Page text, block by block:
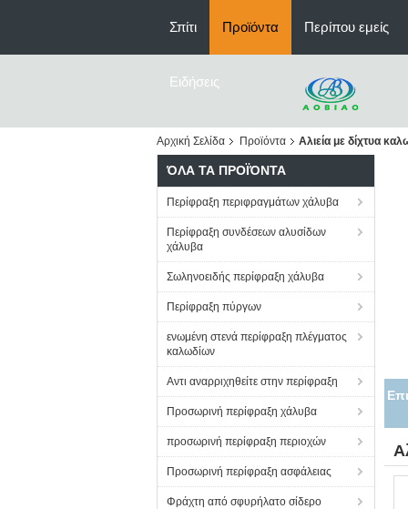
Σπίτι Προϊόντα Περίπου εμείς
Ειδήσεις
Αρχική Σελίδα Προϊόντα Αλιεία με δίχτυα
ΌΛΑ ΤΑ ΠΡΟΪΌΝΤΑ
Περίφραξη περιφραγμάτων χάλυβα
Περίφραξη συνδέσεων αλυσίδων
χάλυβα
Σωληνοειδής περίφραξη χάλυβα
Περίφραξη πύργων
ενωμένη στενά περίφραξη πλέγματος
καλωδίων
Αντι αναρριχηθείτε στην περίφραξη
Προσωρινή περίφραξη χάλυβα
προσωρινή περίφραξη περιοχών
Προσωρινή περίφραξη ασφάλειας
Φράχτη από σφυρήλατο σίδερο